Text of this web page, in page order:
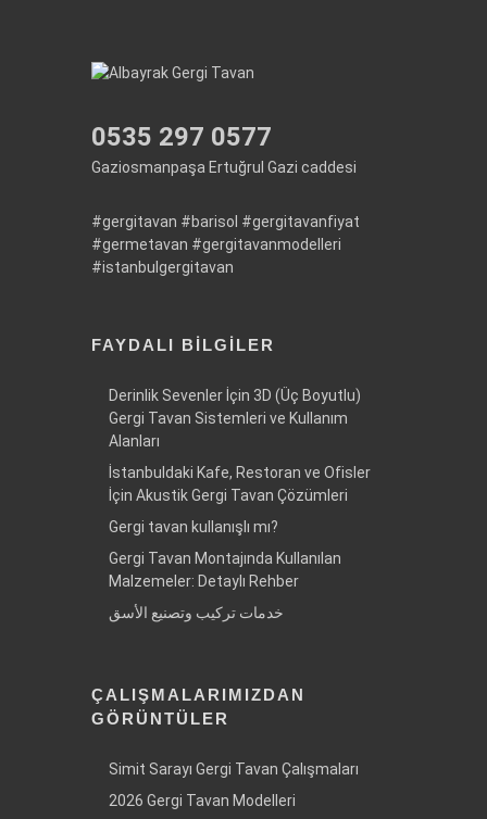
0535 297 0577
Gaziosmanpaşa Ertuğrul Gazi caddesi
#gergitavan #barisol #gergitavanfiyat
#germetavan #gergitavanmodelleri
#istanbulgergitavan
FAYDALI BILGILER
Derinlik Sevenler İçin 3D (Üç Boyutlu)
Gergi Tavan Sistemleri ve Kullanım
Alanları
İstanbuldaki Kafe, Restoran ve Ofisler
İçin Akustik Gergi Tavan Çözümleri
Gergi tavan kullanışlı mı?
Gergi Tavan Montajında Kullanılan
Malzemeler: Detaylı Rehber
خدمات تركيب وتصنيع الأسق
ÇALIŞMALARIMIZDAN
GÖRÜNTÜLER
Simit Sarayı Gergi Tavan Çalışmaları
2026 Gergi Tavan Modelleri